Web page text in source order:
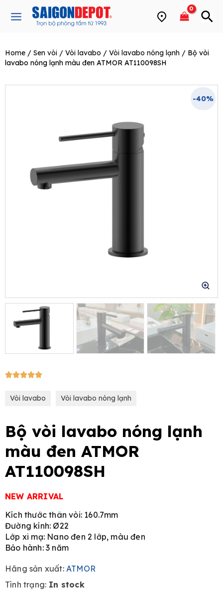
Main
Home / Sen vòi / Vòi lavabo / Vòi lavabo nóng lạnh / Bộ vòi
lavabo nóng lạnh màu đen ATMOR AT110098SH
-40%
5/5
Vòi lavabo Vòi lavabo nóng lạnh
Bộ vòi lavabo nóng lạnh
màu đen ATMOR
AT110098SH
NEW ARRIVAL
Kích thước thân vòi: 160.7mm
Đường kính: Ø22
Lớp xi mạ: Nano đen 2 lớp, màu đen
Bảo hành: 3 năm
Hãng sản xuất:ATMOR
Tình trạng: In stock